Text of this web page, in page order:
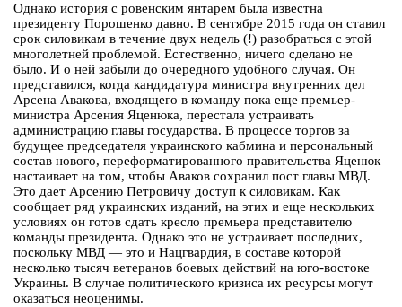
Однако история с ровенским янтарем была известна
президенту Порошенко давно. В сентябре 2015 года он ставил
срок силовикам в течение двух недель (!) разобраться с этой
многолетней проблемой. Естественно, ничего сделано не
было. И о ней забыли до очередного удобного случая. Он
представился, когда кандидатура министра внутренних дел
Арсена Авакова, входящего в команду пока еще премьер-
министра Арсения Яценюка, перестала устраивать
администрацию главы государства. В процессе торгов за
будущее председателя украинского кабмина и персональный
состав нового, переформатированного правительства Яценюк
настаивает на том, чтобы Аваков сохранил пост главы МВД.
Это дает Арсению Петровичу доступ к силовикам. Как
сообщает ряд украинских изданий, на этих и еще нескольких
условиях он готов сдать кресло премьера представителю
команды президента. Однако это не устраивает последних,
поскольку МВД — это и Нацгвардия, в составе которой
несколько тысяч ветеранов боевых действий на юго-востоке
Украины. В случае политического кризиса их ресурсы могут
оказаться неоценимы.